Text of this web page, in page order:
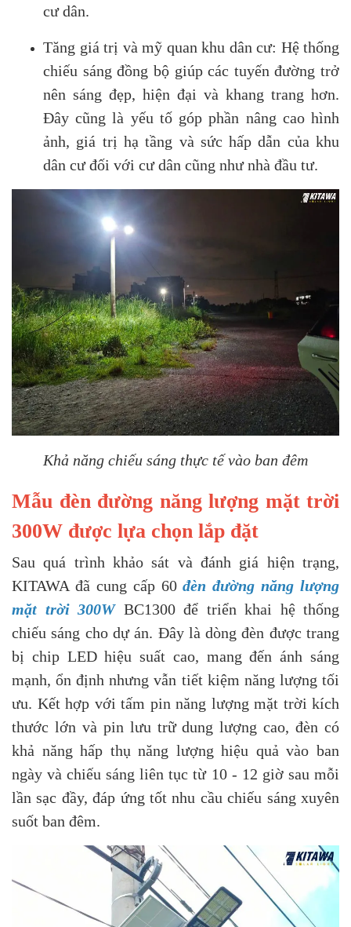
cư dân.
Tăng giá trị và mỹ quan khu dân cư: Hệ thống
chiếu sáng đồng bộ giúp các tuyến đường trở
nên sáng đẹp, hiện đại và khang trang hơn.
Đây cũng là yếu tố góp phần nâng cao hình
ảnh, giá trị hạ tầng và sức hấp dẫn của khu
dân cư đối với cư dân cũng như nhà đầu tư.
Khả năng chiếu sáng thực tế vào ban đêm
Mẫu đèn đường năng lượng mặt trời
300W được lựa chọn lắp đặt
Sau quá trình khảo sát và đánh giá hiện trạng,
KITAWA đã cung cấp 60đèn đường năng lượng
mặt trời 300WBC1300 để triển khai hệ thống
chiếu sáng cho dự án. Đây là dòng đèn được trang
bị chip LED hiệu suất cao, mang đến ánh sáng
mạnh, ổn định nhưng vẫn tiết kiệm năng lượng tối
ưu. Kết hợp với tấm pin năng lượng mặt trời kích
thước lớn và pin lưu trữ dung lượng cao, đèn có
khả năng hấp thụ năng lượng hiệu quả vào ban
ngày và chiếu sáng liên tục từ 10 - 12 giờ sau mỗi
lần sạc đầy, đáp ứng tốt nhu cầu chiếu sáng xuyên
suốt ban đêm.